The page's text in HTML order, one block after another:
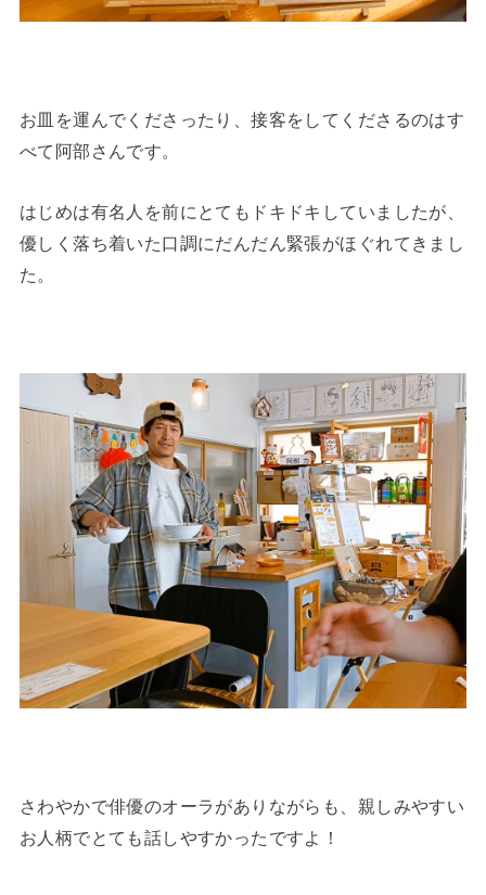
お皿を運んでくださったり、接客をしてくださるのはす
べて阿部さんです。
はじめは有名人を前にとてもドキドキしていましたが、
優しく落ち着いた口調にだんだん緊張がほぐれてきまし
た。
さわやかで俳優のオーラがありながらも、親しみやすい
お人柄でとても話しやすかったですよ！